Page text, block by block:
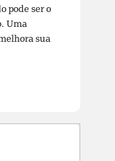
pode ser o
Uma
sua